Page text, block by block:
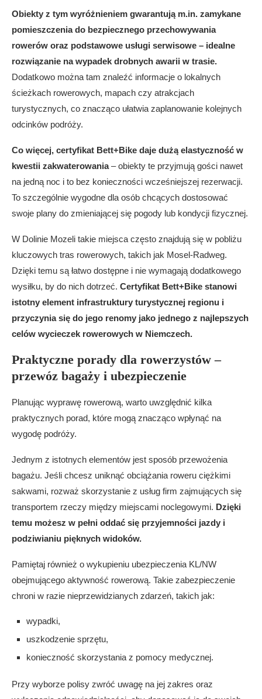
Obiekty z tym wyróżnieniem gwarantują m.in. zamykane
pomieszczenia do bezpiecznego przechowywania
rowerów oraz podstawowe usługi serwisowe – idealne
rozwiązanie na wypadek drobnych awarii w trasie.
Dodatkowo można tam znaleźć informacje o lokalnych
ścieżkach rowerowych, mapach czy atrakcjach
turystycznych, co znacząco ułatwia zaplanowanie kolejnych
odcinków podróży.
Co więcej, certyfikat Bett+Bike daje dużą elastyczność w
kwestii zakwaterowania– obiekty te przyjmują gości nawet
na jedną noc i to bez konieczności wcześniejszej rezerwacji.
To szczególnie wygodne dla osób chcących dostosować
swoje plany do zmieniającej się pogody lub kondycji fizycznej.
W Dolinie Mozeli takie miejsca często znajdują się w pobliżu
kluczowych tras rowerowych, takich jak Mosel-Radweg.
Dzięki temu są łatwo dostępne i nie wymagają dodatkowego
wysiłku, by do nich dotrzeć. Certyfikat Bett+Bike stanowi
istotny element infrastruktury turystycznej regionu i
przyczynia się do jego renomy jako jednego z najlepszych
celów wycieczek rowerowych w Niemczech.
Praktyczne porady dla rowerzystów –
przewóz bagaży i ubezpieczenie
Planując wyprawę rowerową, warto uwzględnić kilka
praktycznych porad, które mogą znacząco wpłynąć na
wygodę podróży.
Jednym z istotnych elementów jest sposób przewożenia
bagażu. Jeśli chcesz uniknąć obciążania roweru ciężkimi
sakwami, rozważ skorzystanie z usług firm zajmujących się
transportem rzeczy między miejscami noclegowymi. Dzięki
temu możesz w pełni oddać się przyjemności jazdy i
podziwianiu pięknych widoków.
Pamiętaj również o wykupieniu ubezpieczenia KL/NW
obejmującego aktywność rowerową. Takie zabezpieczenie
chroni w razie nieprzewidzianych zdarzeń, takich jak:
wypadki,
uszkodzenie sprzętu,
konieczność skorzystania z pomocy medycznej.
Przy wyborze polisy zwróć uwagę na jej zakres oraz